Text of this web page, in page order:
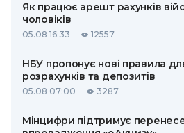
Як працює арешт рахунків
чоловіків
05.08 16:33 12557
НБУ пропонує нові правила
розрахунків та депозитів
05.08 07:00 3287
Мінцифри підтримує